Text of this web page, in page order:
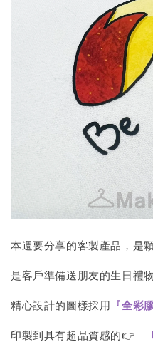
本週要分享的客製產品，是
是客戶準備送朋友的生日禮物
精心設計的圖樣採用 『全彩
印製到具有超品質感的👉